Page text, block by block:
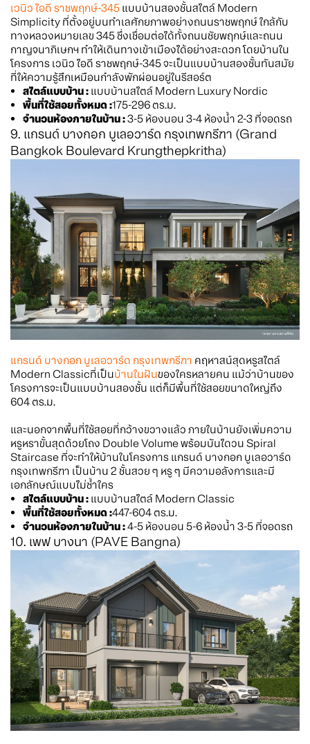
เวนิว ไอดี ราชพฤกษ์-345 แบบบ้านสองชั้นสไตล์ Modern
Simplicity ที่ตั้งอยู่บนทำเลศักยภาพอย่างถนนราชพฤกษ์ ใกล้กับ
ทางหลวงหมายเลข 345 ซึ่งเชื่อมต่อได้ทั้งถนนชัยพฤกษ์และถนน
กาญจนาภิเษกฯ ทำให้เดินทางเข้าเมืองได้อย่างสะดวก โดยบ้านใน
โครงการ เวนิว ไอดี ราชพฤกษ์-345 จะเป็นแบบบ้านสองชั้นทันสมัย
ที่ให้ความรู้สึกเหมือนกำลังพักผ่อนอยู่ในรีสอร์ต
สไตล์แบบบ้าน : แบบบ้านสไตล์ Modern Luxury Nordic
พื้นที่ใช้สอยทั้งหมด :175-296 ตร.ม.
จำนวนห้องภายในบ้าน :3-5 ห้องนอน 3-4 ห้องน้ำ 2-3 ที่จอดรถ
9. แกรนด์ บางกอก บูเลอวาร์ด กรุงเทพกรีฑา (Grand
Bangkok Boulevard Krungthepkritha)
แกรนด์ บางกอก บูเลอวาร์ด กรุงเทพกรีฑา คฤหาสน์สุดหรูสไตล์
Modern Classicที่เป็นบ้านในฝันของใครหลายคน แม้ว่าบ้านของ
โครงการจะเป็นแบบบ้านสองชั้น แต่ก็มีพื้นที่ใช้สอยขนาดใหญ่ถึง
604 ตร.ม.
และนอกจากพื้นที่ใช้สอยที่กว้างขวางแล้ว ภายในบ้านยังเพิ่มความ
หรูหราขั้นสุดด้วยโถง Double Volume พร้อมบันไดวน Spiral
Staircase ที่จะทำให้บ้านในโครงการ แกรนด์ บางกอก บูเลอวาร์ด
กรุงเทพกรีฑา เป็นบ้าน 2 ชั้นสวย ๆ หรู ๆ มีความอลังการและมี
เอกลักษณ์แบบไม่ซ้ำใคร
สไตล์แบบบ้าน : แบบบ้านสไตล์ Modern Classic
พื้นที่ใช้สอยทั้งหมด :447-604 ตร.ม.
จำนวนห้องภายในบ้าน :4-5 ห้องนอน 5-6 ห้องน้ำ 3-5 ที่จอดรถ
10. เพฟ บางนา (PAVE Bangna)